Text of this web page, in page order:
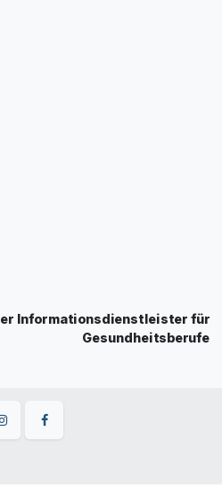
Informationsdienstleister für
Gesundheitsberufe